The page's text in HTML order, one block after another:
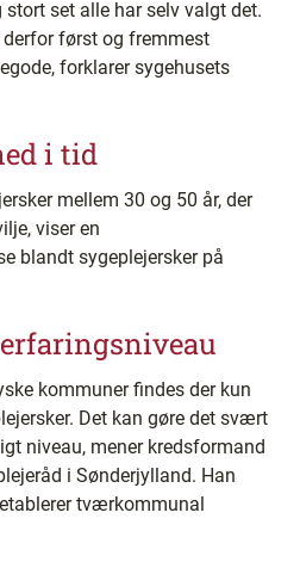
set alle har selv valgt det.
først og fremmest
forklarer sygehusets
i tid
mellem 30 og 50 år, der
viser en
blandt sygeplejersker på
kommuner findes der kun
Det kan gøre det svært
niveau, mener kredsformand
i Sønderjylland. Han
tværkommunal